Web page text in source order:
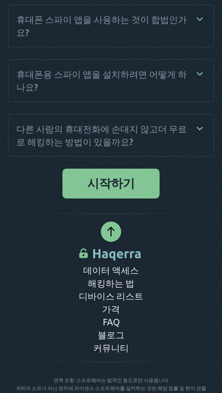
을 수 있습니다.
휴대전화 해킹 앱을 선택할 때는 기능, 사용 편의성, 기술 지원
이라는 세 가지 주요 기준을 고려하세요. 기능이 풍부한 앱은 가
장 포괄적인 도구 세트를 제공하므로 가장 좋은 솔루션입니다.
또한 사용하기 쉬운 대시보드와 앱 설치 가이드를 제공하는 앱
을 선택하세요. 마지막으로, 기술적 문제가 발생할 경우신뢰할
수 있는 고객 지원을 통해 도움을 받을 수 있습니다. 이런 방식
으로 최고의 사용자 경험을 얻을 수 있습니다.
휴대폰 스파이 앱을 사용하는 것이 합법인가
요?
휴대폰 스파이 앱을 사용하기 전에 사용 지역의 현지 법률 및 개
인정보 보호 규정을 숙지해야 합니다. 국가에 따라 법률에 따라
특정 활동 및 추적 장치를 금지할 수 있습니다. 일반적으로 소유
자의 허락이 있는 경우 해당 모바일 기기를 해킹할 권리가 있지
만, 상황에 따라 다를 수 있습니다. 법적 처벌을 피하려면 모니
터링을 시작하기 전에 현지 변호사나 당국에 문의하세요.
휴대폰용 스파이 앱을 설치하려면 어떻게 하
나요?
어떤 휴대전화 스파이 앱을 사용하던 첫 번째 단계는 개인 계정
을 생성하고 구독 서비스를 구매하는 것입니다. 운영 체제의 종
류에 따라 설치 방법이 다를 수 있습니다. 예를 들어 대상 기기
가 iOS 기반 운영 체제를 사용하는 경우 사용자는 iCloud 자격
증명을 통해 원격으로 Haqerra를 설치할 수 있습니다. 반면
Android 휴대전화의 경우 설치 프로세스를 완료하기 위해 APK
파일을 다운로드해야 합니다.
다른 사람의 휴대전화에 손대지 않고더 무료
로 해킹하는 방법이 있을까요?
실제로 가능하다고 말하고 싶지만, 사실은 아닙니다. 어쨌든 전
화 해킹을 수행하려면 대상 전화에 대한 액세스 권한이 필요합
니다. 신뢰할 수 있는 서비스에 가입하는 것을 고려하세요.
가입하고 개인 계정을 얻기만 하면 됩니다. 이 서비스는 다양한
모니터링 기능을 제공하므로 온라인 제어판에서 직접 액세스할
시작하기
데이터 액세스
해킹하는 법
디바이스 리스트
가격
FAQ
블로그
커뮤니티
면책 조항: 소프트웨어는 법적인 용도로만 사용됩니다
귀하의 소유가 아닌 장치에 라이센스 소프트웨어를 설치하는 것은 해당 법률 및 현지 관할